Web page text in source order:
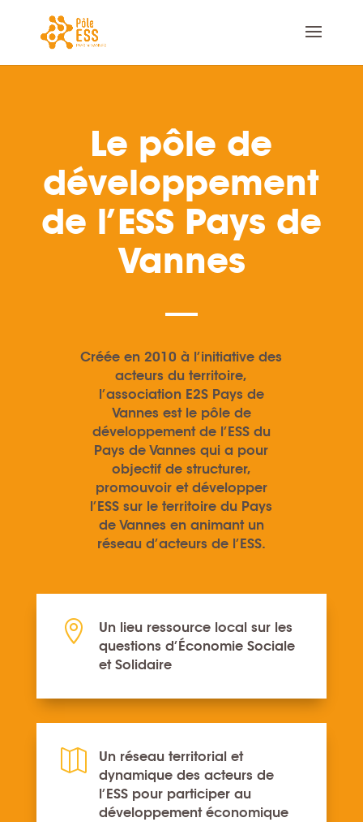
Le pôle de
développement
de l’ESS Pays de
Vannes
Créée en 2010 à l’initiative des
acteurs du territoire,
l’association E2S Pays de
Vannes est le pôle de
développement de l’ESS du
Pays de Vannes qui a pour
objectif de structurer,
promouvoir et développer
l’ESS sur le territoire du Pays
de Vannes en animant un
réseau d’acteurs de l’ESS.

Un lieu ressource local sur les
questions d’Économie Sociale
et Solidaire

Un réseau territorial et
dynamique des acteurs de
l’ESS pour participer au
développement économique